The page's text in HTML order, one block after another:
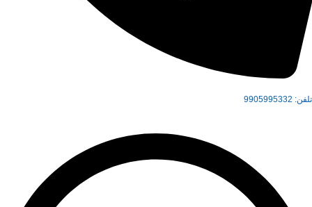
تلفن: 9905995332